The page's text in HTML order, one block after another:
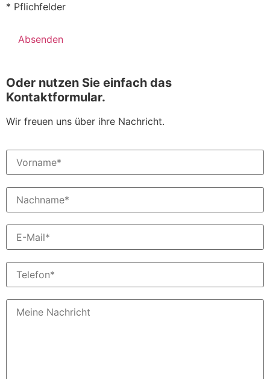
* Pflichfelder
Oder nutzen Sie einfach das
Kontaktformular.
Wir freuen uns über ihre Nachricht.